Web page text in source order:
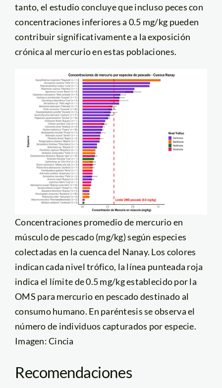
tanto, el estudio concluye que incluso peces con
concentraciones inferiores a 0.5 mg/kg pueden
contribuir significativamente a la exposición
crónica al mercurio en estas poblaciones.
Concentraciones promedio de mercurio en
músculo de pescado (mg/kg) según especies
colectadas en la cuenca del Nanay. Los colores
indican cada nivel trófico, la línea punteada roja
indica el límite de 0.5 mg/kg establecido por la
OMS para mercurio en pescado destinado al
consumo humano. En paréntesis se observa el
número de individuos capturados por especie.
Imagen: Cincia
Recomendaciones